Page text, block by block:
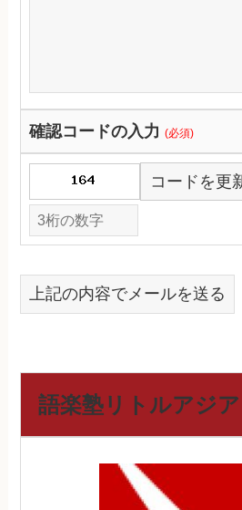
確認コードの入力(必須)
コードを更
上記の内容でメールを送る
語楽塾リトルアジア